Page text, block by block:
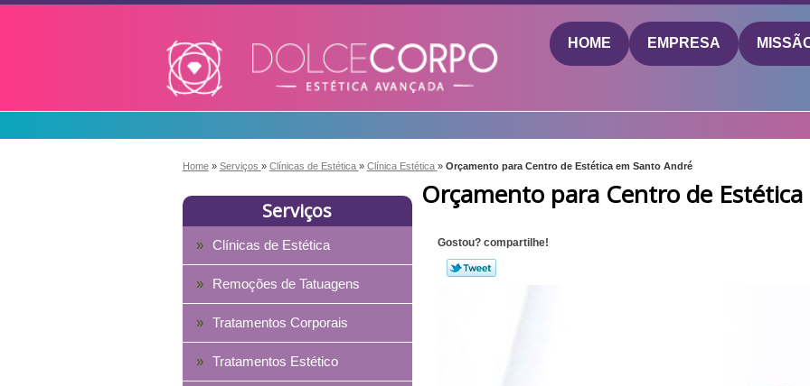
HOME EMPRESA
Home » Serviços » Clínicas de Estética » Clínica Estética » Orçamento para Centro de Estética em Santo André
Serviços
Clínicas de Estética
Remoções de Tatuagens
Tratamentos Corporais
Tratamentos Estético
Orçamento para Centro de
Gostou? compartilhe!